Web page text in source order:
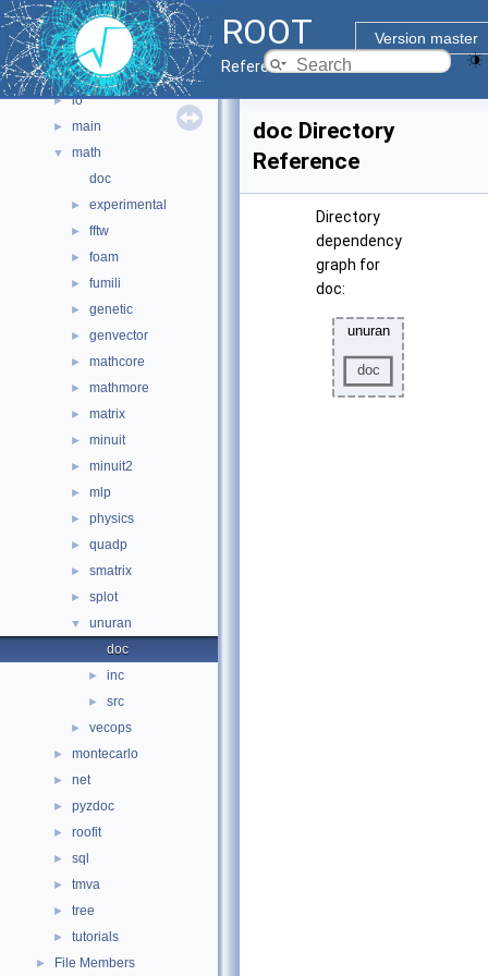
ROOT
Version master
Reference Guide
► graf3d
► gui
► hist
► io
► main
▼
math
doc
► experimental
► fftw
► foam
► fumili
► genetic
► genvector
► mathcore
► mathmore
► matrix
► minuit
► minuit2
► mlp
► physics
► quadp
► smatrix
► splot
▼
unuran
doc
► inc
► src
► vecops
► montecarlo
► net
► pyzdoc
► roofit
► sql
► tmva
► tree
► tutorials
► File Members
doc Directory
Reference
Directory
dependency
graph for
doc: